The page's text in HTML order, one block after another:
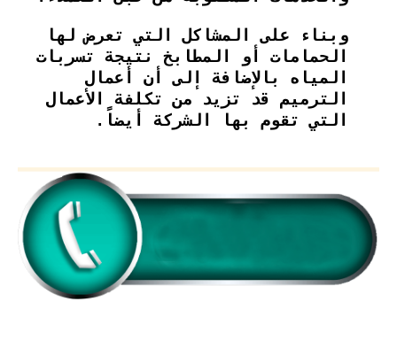
وبناء على المشاكل التي تعرض لها
الحمامات أو المطابخ نتيجة تسربات
المياه بالإضافة إلى أن أعمال
الترميم قد تزيد من تكلفة الأعمال
التي تقوم بها الشركة أيضاً.